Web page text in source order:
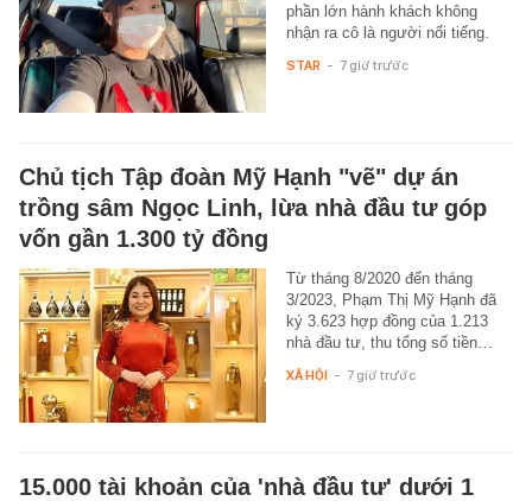
phần lớn hành khách không
nhận ra cô là người nổi tiếng.
STAR - 7 giờ trước
Chủ tịch Tập đoàn Mỹ Hạnh "vẽ" dự án
trồng sâm Ngọc Linh, lừa nhà đầu tư góp
vốn gần 1.300 tỷ đồng
Từ tháng 8/2020 đến tháng
3/2023, Phạm Thị Mỹ Hạnh đã
ký 3.623 hợp đồng của 1.213
nhà đầu tư, thu tổng số tiền…
XÃ HỘI - 7 giờ trước
15.000 tài khoản của 'nhà đầu tư' dưới 1